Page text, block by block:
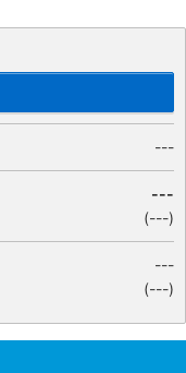
---
---
(---)
---
(---)